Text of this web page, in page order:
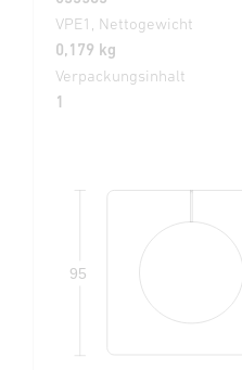
VPE1, Nettogewicht
0,179 kg
Verpackungsinhalt
1
95